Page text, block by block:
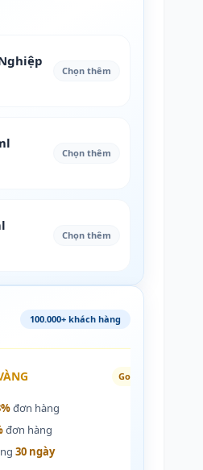
Chọn thêm
Chọn thêm
Chọn thêm
100.000+ khách hàng
Gold
đơn hàng
đơn hàng
30 ngày